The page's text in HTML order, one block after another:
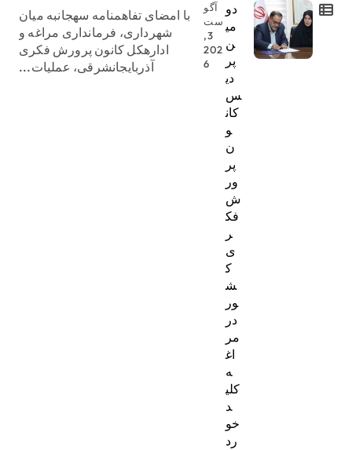
دو
می
ن
پر
دی
س
کان
و
ن
پر
ور
ش
فک
ر
ی
ک
ش
ور
در
مر
اغ
ه
کلی
د
خو
رد
آگو
ست
3,
202
6
با امضای تفاهمنامه سهجانبه میان
شهرداری، فرمانداری مراغه و
ادارهکل کانون پرورش فکری
آذربایجانشرقی، عملیات...